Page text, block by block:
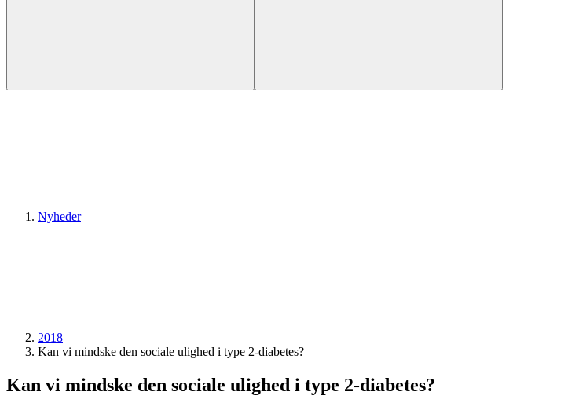
Nyheder
2018
Kan vi mindske den sociale ulighed i type 2-diabetes?
Kan vi mindske den sociale ulighed i type 2-diabetes?